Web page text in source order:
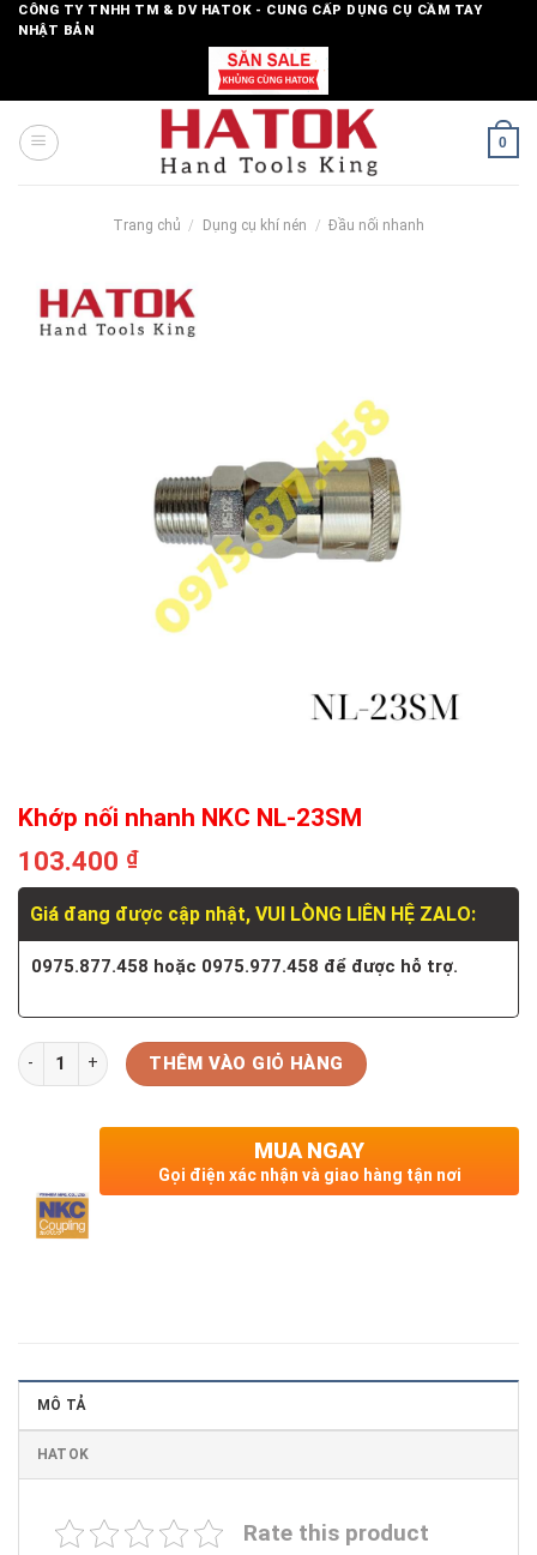
SkipCÔNG TY TNHH TM & DV HATOK - CUNG CẤP DỤNG CỤ CẦM TAY
NHẬT BẢN
0
Trang chủ / Dụng cụ khí nén / Đầu nối nhanh
Khớp nối nhanh NKC NL-23SM
103.400 ₫
Giá đang được cập nhật, VUI LÒNG LIÊN HỆ ZALO:
0975.877.458 hoặc 0975.977.458 để được hỗ trợ.
Số lượng THÊM VÀO GIỎ HÀNG
MUA NGAY
Gọi điện xác nhận và giao hàng tận nơi
MÔ TẢ
HATOK
Rate this product